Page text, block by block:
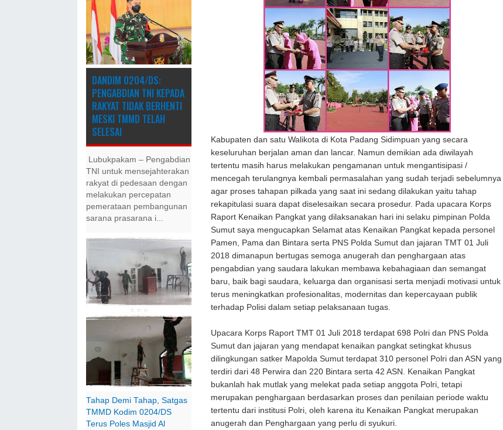
DANDIM 0204/DS:
PENGABDIAN TNI KEPADA
RAKYAT TIDAK BERHENTI
MESKI ​TMMD TELAH
SELESAI
Lubukpakam – Pengabdian
TNI untuk mensejahterakan
rakyat di pedesaan dengan
melakukan percepatan
pemerataan pembangunan
sarana prasarana i...
Tahap Demi Tahap, Satgas
TMMD Kodim 0204/DS
Terus Poles Masjid Al
Kabupaten dan satu Walikota di Kota Padang Sidimpuan yang secara
keseluruhan berjalan aman dan lancar. Namun demikian ada diwilayah
tertentu masih harus melakukan pengamanan untuk mengantisipasi /
mencegah terulangnya kembali permasalahan yang sudah terjadi sebelumnya
agar proses tahapan pilkada yang saat ini sedang dilakukan yaitu tahap
rekapitulasi suara dapat diselesaikan secara prosedur. Pada upacara Korps
Raport Kenaikan Pangkat yang dilaksanakan hari ini selaku pimpinan Polda
Sumut saya mengucapkan Selamat atas Kenaikan Pangkat kepada personel
Pamen, Pama dan Bintara serta PNS Polda Sumut dan jajaran TMT 01 Juli
2018 dimanapun bertugas semoga anugerah dan penghargaan atas
pengabdian yang saudara lakukan membawa kebahagiaan dan semangat
baru, baik bagi saudara, keluarga dan organisasi serta menjadi motivasi untuk
terus meningkatkan profesionalitas, modernitas dan kepercayaan publik
terhadap Polisi dalam setiap pelaksanaan tugas.
Upacara Korps Raport TMT 01 Juli 2018 terdapat 698 Polri dan PNS Polda
Sumut dan jajaran yang mendapat kenaikan pangkat setingkat khusus
dilingkungan satker Mapolda Sumut terdapat 310 personel Polri dan ASN yang
terdiri dari 48 Perwira dan 220 Bintara serta 42 ASN. Kenaikan Pangkat
bukanlah hak mutlak yang melekat pada setiap anggota Polri, tetapi
merupakan penghargaan berdasarkan proses dan penilaian periode waktu
tertentu dari institusi Polri, oleh karena itu Kenaikan Pangkat merupakan
anugerah dan Penghargaan yang perlu di syukuri.